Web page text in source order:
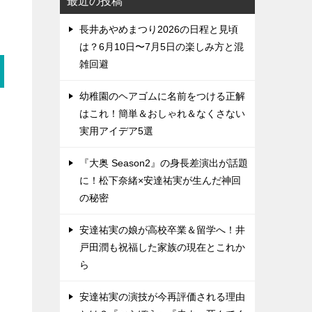
長井あやめまつり2026の日程と見頃
は？6月10日〜7月5日の楽しみ方と混
雑回避
幼稚園のヘアゴムに名前をつける正解
はこれ！簡単＆おしゃれ＆なくさない
実用アイデア5選
『大奥 Season2』の身長差演出が話題
に！松下奈緒×安達祐実が生んだ神回
の秘密
安達祐実の娘が高校卒業＆留学へ！井
戸田潤も祝福した家族の現在とこれか
ら
安達祐実の演技が今再評価される理由